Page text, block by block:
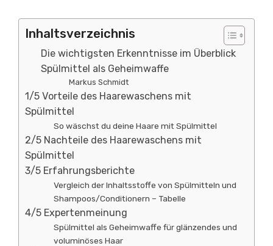
Inhaltsverzeichnis
Die wichtigsten Erkenntnisse im Überblick
Spülmittel als Geheimwaffe
Markus Schmidt
1/5 Vorteile des Haarewaschens mit
Spülmittel
So wäschst du deine Haare mit Spülmittel
2/5 Nachteile des Haarewaschens mit
Spülmittel
3/5 Erfahrungsberichte
Vergleich der Inhaltsstoffe von Spülmitteln und
Shampoos/Conditionern – Tabelle
4/5 Expertenmeinung
Spülmittel als Geheimwaffe für glänzendes und
voluminöses Haar